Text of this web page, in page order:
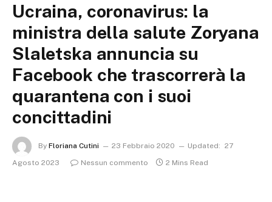
Ucraina, coronavirus: la
ministra della salute Zoryana
Slaletska annuncia su
Facebook che trascorrerà la
quarantena con i suoi
concittadini
By Floriana Cutini 23 Febbraio 2020 Updated: 27
Agosto 2023
Nessun commento 2 Mins Read